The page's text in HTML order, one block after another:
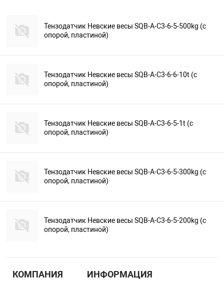
Тензодатчик Невские весы SQB-A-C3-6-5-500kg (с
опорой, пластиной)
Тензодатчик Невские весы SQB-A-C3-6-6-10t (с
опорой, пластиной)
Тензодатчик Невские весы SQB-A-C3-6-5-1t (с
опорой, пластиной)
Тензодатчик Невские весы SQB-A-C3-6-5-300kg (с
опорой, пластиной)
Тензодатчик Невские весы SQB-A-C3-6-5-200kg (с
опорой, пластиной)
КОМПАНИЯ ИНФОРМАЦИЯ